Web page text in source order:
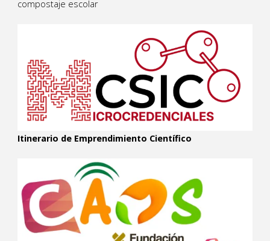
compostaje escolar
Itinerario de Emprendimiento Científico